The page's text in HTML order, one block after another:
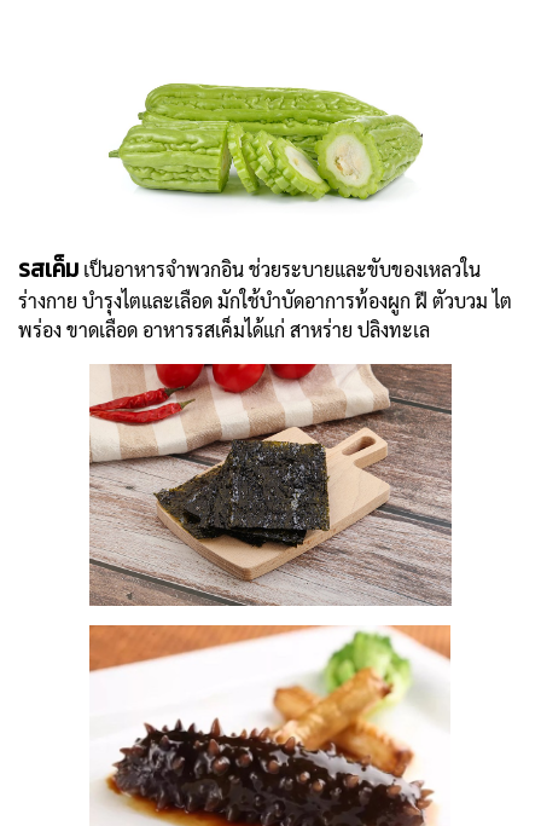
รสเค็ม เป็นอาหารจำพวกอิน ช่วยระบายและขับของเหลวใน
ร่างกาย บำรุงไตและเลือด มักใช้บำบัดอาการท้องผูก ฝี ตัวบวม ไต
พร่อง ขาดเลือด อาหารรสเค็มได้แก่ สาหร่าย ปลิงทะเล